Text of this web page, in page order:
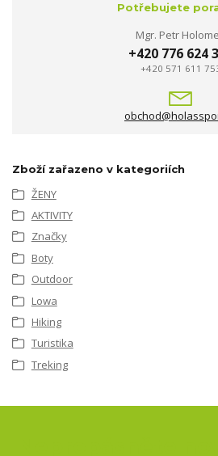
Potřebujete
Mgr. Petr
+420 776 624
+420 571 611
Zboží zařazeno v kategoriích
ŽENY
AKTIVITY
Značky
Boty
Outdoor
Lowa
Hiking
Turistika
Treking